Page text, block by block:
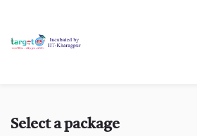
Select a package